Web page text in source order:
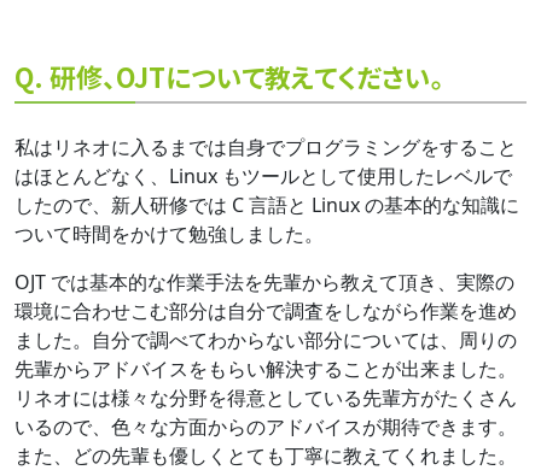
Q. 研修、OJTについて教えてください。
私はリネオに入るまでは自身でプログラミングをすること
はほとんどなく、Linux もツールとして使用したレベルで
したので、新人研修では C 言語と Linux の基本的な知識に
ついて時間をかけて勉強しました。
OJT では基本的な作業手法を先輩から教えて頂き、実際の
環境に合わせこむ部分は自分で調査をしながら作業を進め
ました。自分で調べてわからない部分については、周りの
先輩からアドバイスをもらい解決することが出来ました。
リネオには様々な分野を得意としている先輩方がたくさん
いるので、色々な方面からのアドバイスが期待できます。
また、どの先輩も優しくとても丁寧に教えてくれました。